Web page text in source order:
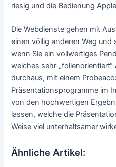
riesig und die Bedienung
Die Webdienste gehen mit
einen völlig anderen Weg und
wenn Sie ein vollwertiges
welches sehr
durchaus, mit einem
Präsentationsprogramme im
von den hochwertigen
lassen, welche die
Weise viel unterhaltsamer
Ähnliche Artikel: